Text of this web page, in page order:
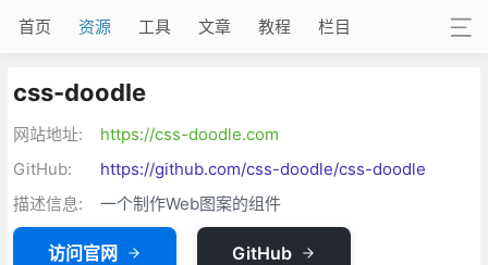
首页 资源 工具 文章 教程 栏目
css-doodle
网站地址:
https://css-doodle.com
GitHub:
https://github.com/css-doodle/css-doodle
描述信息:
一个制作Web图案的组件
访问官网 GitHub